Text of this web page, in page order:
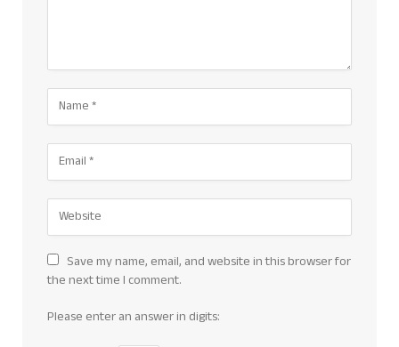
Save my name, email, and website in this browser for
the next time I comment.
Please enter an answer in digits: